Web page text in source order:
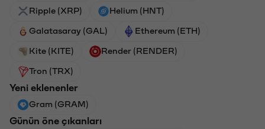
Ripple (XRP) Helium (HNT)
Galatasaray (GAL) Ethereum (ETH)
Kite (KITE) Render (RENDER)
Tron (TRX)
Yeni eklenenler
Gram (GRAM)
Günün öne çıkanları